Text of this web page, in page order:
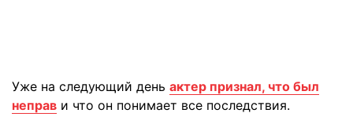
Уже на следующий день актер признал, что был
неправ и что он понимает все последствия.